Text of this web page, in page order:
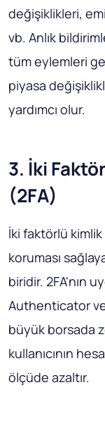
değişiklikleri,
vb. Anlık
tüm eylemleri
piyasa
yardımcı olur.
3. İki
(2FA)
İki faktörlü
koruması
biridir. 2FA'nın
Authenticator
büyük borsada
kullanıcının
ölçüde azaltır.